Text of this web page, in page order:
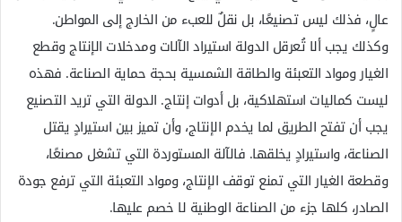
عالٍ، فذلك ليس تصنيعًا، بل نقلٌ للعبء من الخارج إلى المواطن.
وكذلك يجب ألا تُعرقل الدولة استيراد الآلات ومدخلات الإنتاج وقطع
الغيار ومواد التعبئة والطاقة الشمسية بحجة حماية الصناعة. فهذه
ليست كماليات استهلاكية، بل أدوات إنتاج. الدولة التي تريد التصنيع
يجب أن تفتح الطريق لما يخدم الإنتاج، وأن تميز بين استيرادٍ يقتل
الصناعة، واستيرادٍ يخلقها. فالآلة المستوردة التي تشغل مصنعًا،
وقطعة الغيار التي تمنع توقف الإنتاج، ومواد التعبئة التي ترفع جودة
الصادر، كلها جزء من الصناعة الوطنية لا خصم عليها.